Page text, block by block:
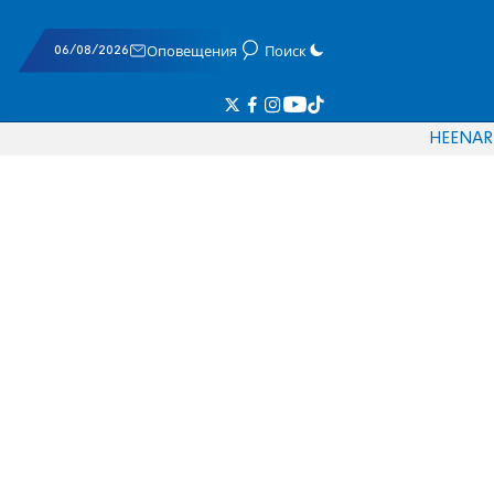
06/08/2026 Оповещения Поиск
HEENAR